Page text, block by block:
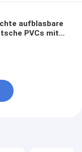
aufblasbare
PVCs mit